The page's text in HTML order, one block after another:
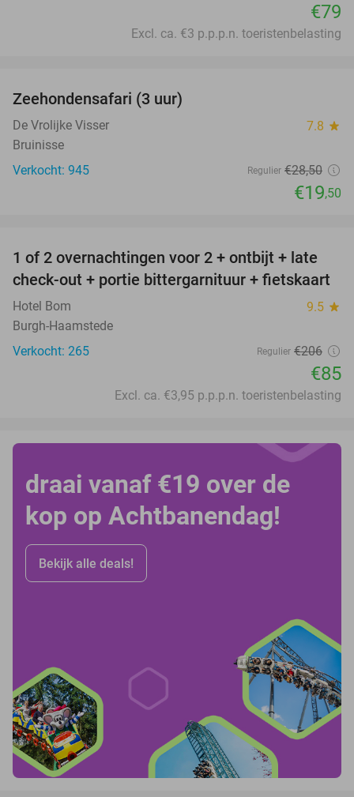
€79
Excl. ca. €3 p.p.p.n. toeristenbelasting
Zeehondensafari (3 uur)
De Vrolijke Visser 7.8 star
Bruinisse
Verkocht: 945
Regulier €28,50
€19,50
59%
1 of 2 overnachtingen voor 2 + ontbijt + late
check-out + portie bittergarnituur + fietskaart
Hotel Bom 9.5 star
Burgh-Haamstede
Verkocht: 265
Regulier €206
€85
Excl. ca. €3,95 p.p.p.n. toeristenbelasting
draai vanaf €19 over de
kop op Achtbanendag!
Bekijk alle deals!